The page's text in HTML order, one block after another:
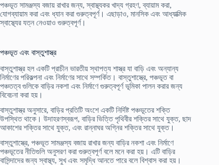
পঞ্চভূত সামঞ্জস্য বজায় রাখার জন্য, স্বাস্থ্যকর খাদ্য গ্রহণ, ব্যায়াম করা,
যোগব্যায়াম করা এবং ধ্যান করা গুরুত্বপূর্ণ। এছাড়াও, মানসিক এবং আধ্যাত্মিক
স্বাস্থ্যের যত্ন নেওয়াও গুরুত্বপূর্ণ।
পঞ্চভূত এবং বাস্তুশাস্ত্র
বাস্তুশাস্ত্র হল একটি প্রাচীন ভারতীয় স্থাপত্য শাস্ত্র যা বাড়ি এবং অন্যান্য
নির্মাণের পরিকল্পনা এবং নির্মাণের সাথে সম্পর্কিত। বাস্তুশাস্ত্রে, পঞ্চভূত বা
পঞ্চতত্ব গুলিকে বাড়ির নকশা এবং নির্মাণে গুরুত্বপূর্ণ ভূমিকা পালন করার জন্য
বিবেচনা করা হয়।
বাস্তুশাস্ত্র অনুসারে, বাড়ির প্রতিটি অংশে একটি নির্দিষ্ট পঞ্চভূতের শক্তি
উপস্থিত থাকে। উদাহরণস্বরূপ, বাড়ির ভিত্তি পৃথিবীর শক্তির সাথে যুক্ত, ছাদ
আকাশের শক্তির সাথে যুক্ত, এবং রান্নাঘর অগ্নির শক্তির সাথে যুক্ত।
বাস্তুশাস্ত্রে, পঞ্চভূত সামঞ্জস্য বজায় রাখার জন্য বাড়ির নকশা এবং নির্মাণে
পঞ্চভূতের নীতিগুলি অনুসরণ করা গুরুত্বপূর্ণ বলে মনে করা হয়। এটি বাড়ির
বাসিন্দাদের জন্য স্বাস্থ্য, সুখ এবং সমৃদ্ধি আনতে পারে বলে বিশ্বাস করা হয়।